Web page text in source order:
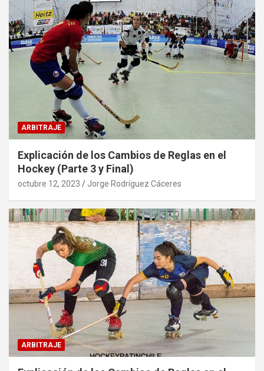
ARBITRAJE
Explicación de los Cambios de Reglas en el
Hockey (Parte 3 y Final)
octubre 12, 2023 Jorge Rodríguez Cáceres
ARBITRAJE